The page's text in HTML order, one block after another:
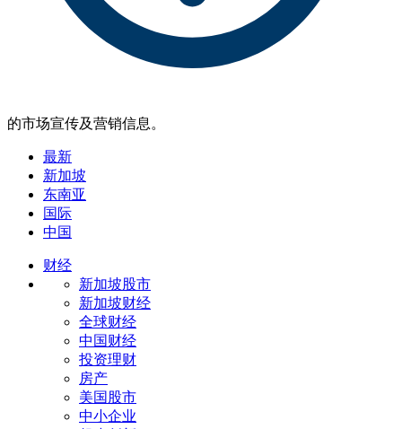
的市场宣传及营销信息。
最新
新加坡
东南亚
国际
中国
财经
新加坡股市
新加坡财经
全球财经
中国财经
投资理财
房产
美国股市
中小企业